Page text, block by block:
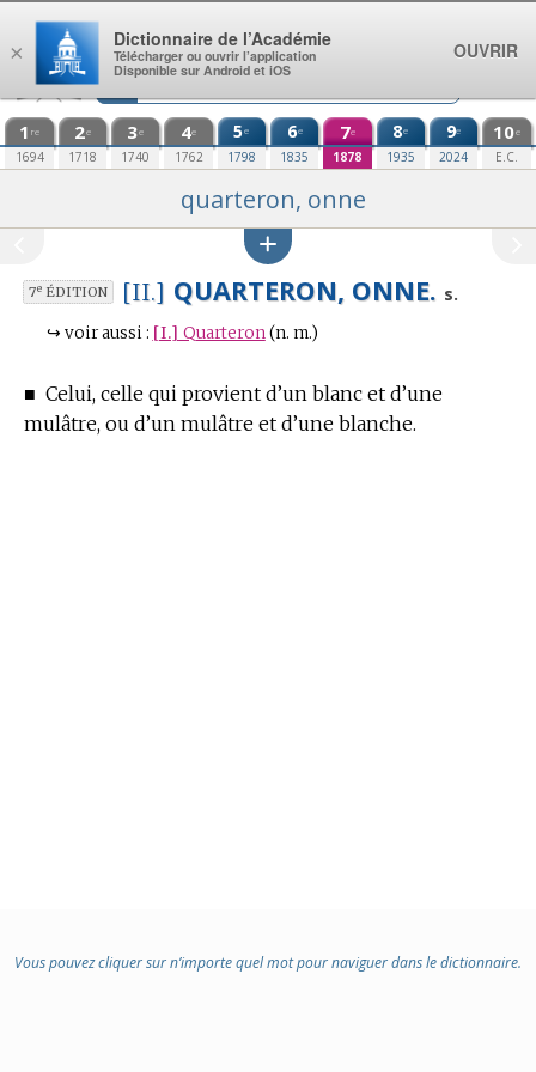
Aller au contenu
1 re
1694
2e
1718
3e
1740
4e
1762
5e
1798
6e
1835
7e
1878
8e
1935
9e
2024
10e
E.C.
quarteron, onne
7eÉDITION [II.] QUARTERON, ONNE. s.
↪ voir aussi : [I.] Quarteron (n. m.)
■ Celui, celle qui provient d’un blanc et d’une
mulâtre, ou d’un mulâtre et d’une blanche.
Vous pouvez cliquer sur n’importe quel mot pour naviguer dans le dictionnaire.
×
Dictionnaire de l’Académie
Télécharger ou ouvrir l’application
Disponible sur Android et iOS
OUVRIR